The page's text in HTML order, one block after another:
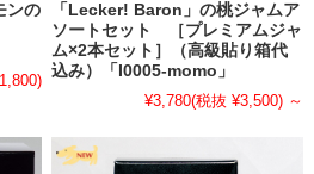
は順次商品を追加してまいりますの
ます。この機会にぜひご賞味くださ
ンの
「Lecker! Baron」の桃ジャムア
ソートセット ［プレミアムジャ
ム×2本セット］（高級貼り箱代
込み）「I0005-momo」
¥3,780(税抜 ¥3,500) ～